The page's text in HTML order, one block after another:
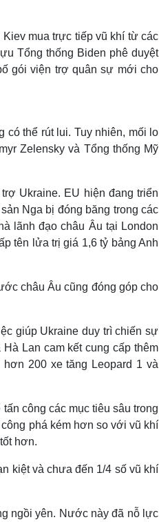
mua trực tiếp vũ khí từ các
Tổng thống Biden phê duyệt
gói viện trợ quân sự mới cho
có thể rút lui. Tuy nhiên, mối lo
Zelensky và Tổng thống Mỹ
Ukraine. EU hiện đang triển
Nga bị đóng băng trong các
lãnh đạo châu Âu tại London
tên lửa trị giá 1,6 tỷ bảng Anh
châu Âu cũng đóng góp cho
giúp Ukraine duy trì chiến sự
Lan cam kết cung cấp thêm
200 xe tăng Leopard 1 và
công các mục tiêu sâu trong
phá kém hơn so với vũ khí
hơn.
kiệt và chưa đến 1/4 số vũ khí
ngồi yên. Nước này đã nỗ lực